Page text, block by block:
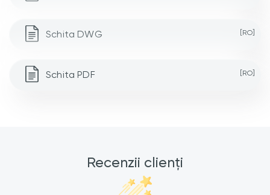
Schita DWG [RO]
Schita PDF [RO]
Recenzii clienți